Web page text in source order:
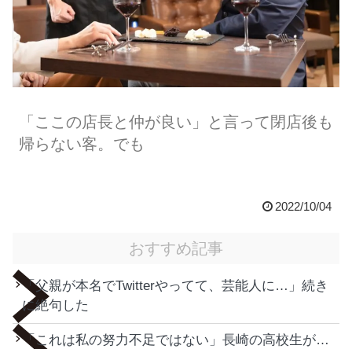
「ここの店長と仲が良い」と言って閉店後も
帰らない客。でも
2022/10/04
おすすめ記事
「父親が本名でTwitterやってて、芸能人に…」続き
に絶句した
「これは私の努力不足ではない」長崎の高校生が…